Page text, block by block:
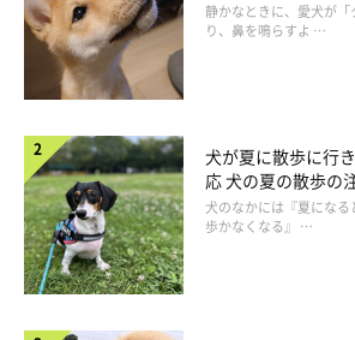
原因3：痛みなどが伴っている場合
たとえば、椎間板ヘルニアや骨折などの急
腰が立たずに動けなくなってしまうケース
静かなときに、愛犬が
り、鼻を鳴らすよ …
犬が夏に散歩に行
応 犬の夏の散歩の
犬のなかには『夏になる
歩かなくなる』 …